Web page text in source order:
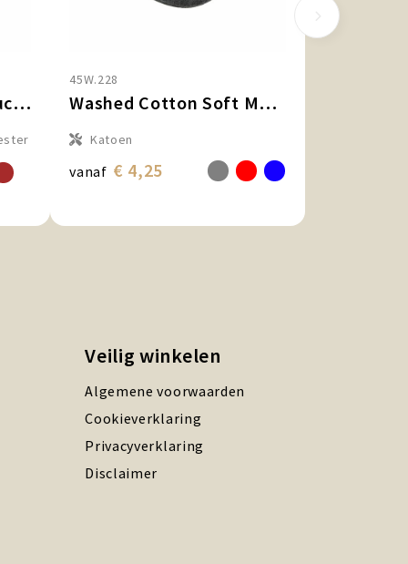
Exclusive Recycled Trucker Rib Cap
45W.228
Washed Cotton Soft Mesh Trucker Cap
Katoen
vanaf € 4,25
Veilig winkelen
Algemene voorwaarden
Cookieverklaring
Privacyverklaring
Disclaimer